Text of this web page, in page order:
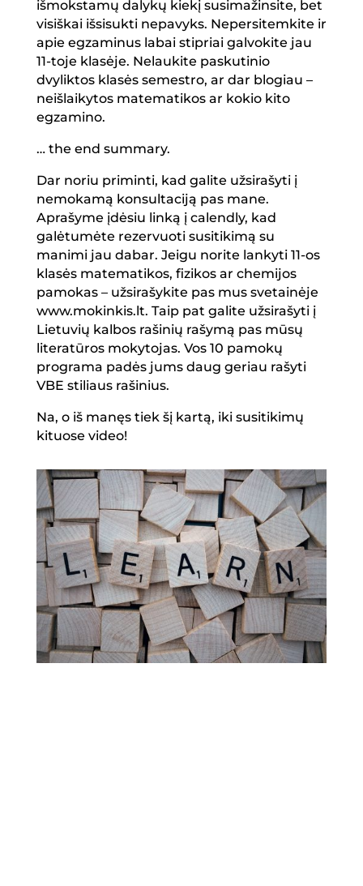
išmokstamų dalykų kiekį susimažinsite, bet
visiškai išsisukti nepavyks. Nepersitemkite ir
apie egzaminus labai stipriai galvokite jau
11-toje klasėje. Nelaukite paskutinio
dvyliktos klasės semestro, ar dar blogiau –
neišlaikytos matematikos ar kokio kito
egzamino.
… the end summary.
Dar noriu priminti, kad galite užsirašyti į
nemokamą konsultaciją pas mane.
Aprašyme įdėsiu linką į calendly, kad
galėtumėte rezervuoti susitikimą su
manimi jau dabar. Jeigu norite lankyti 11-os
klasės matematikos, fizikos ar chemijos
pamokas – užsirašykite pas mus svetainėje
www.mokinkis.lt. Taip pat galite užsirašyti į
Lietuvių kalbos rašinių rašymą pas mūsų
literatūros mokytojas. Vos 10 pamokų
programa padės jums daug geriau rašyti
VBE stiliaus rašinius.
Na, o iš manęs tiek šį kartą, iki susitikimų
kituose video!